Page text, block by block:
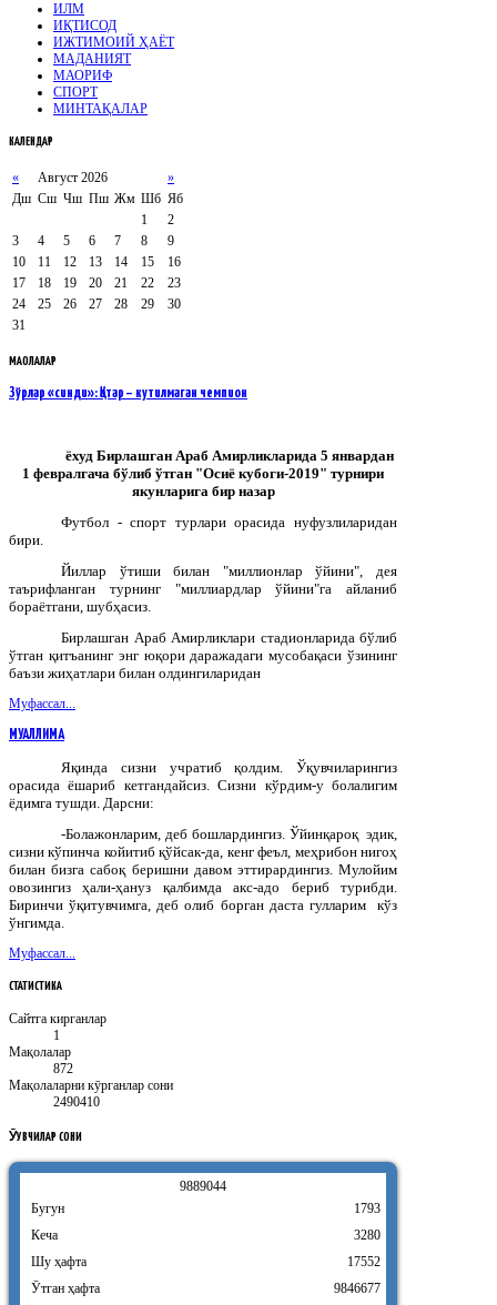
ИЛМ
ИҚТИСОД
ИЖТИМОИЙ ҲАЁТ
МАДАНИЯТ
МАОРИФ
СПОРТ
МИНТАҚАЛАР
КАЛЕНДАР
« Август 2026
»
Дш Сш Чш Пш Жм Шб Яб
1
2
3
4 5 6 7 8
9
10
11 12 13 14 15
16
17
18 19 20 21 22
23
24
25 26 27 28 29
30
31
МАҚОЛАЛАР
Зўрлар «синди»: Қатар – кутилмаган чемпион
ёхуд Бирлашган Араб Амирликларида 5 январдан
1 февралгача бўлиб ўтган "Осиё кубоги-2019" турнири
якунларига бир назар
Футбол - спорт турлари орасида нуфузлиларидан
бири.
Йиллар ўтиши билан "миллионлар ўйини", дея
таърифланган турнинг "миллиардлар ўйини"га айланиб
бораётгани, шубҳасиз.
Бирлашган Араб Амирликлари стадионларида бўлиб
ўтган қитъанинг энг юқори даражадаги мусобақаси ўзининг
баъзи жиҳатлари билан олдингиларидан
Муфассал...
МУАЛЛИМА
Яқинда сизни учратиб қолдим. Ўқувчиларингиз
орасида ёшариб кетгандайсиз. Сизни кўрдим-у болалигим
ёдимга тушди. Дарсни:
-Болажонларим, деб бошлардингиз. Ўйинқароқ эдик,
сизни кўпинча койитиб қўйсак-да, кенг феъл, меҳрибон нигоҳ
билан бизга сабоқ беришни давом эттирардингиз. Мулойим
овозингиз ҳали-ҳануз қалбимда акс-адо бериб турибди.
Биринчи ўқитувчимга, деб олиб борган даста гулларим кўз
ўнгимда.
Муфассал...
СТАТИСТИКА
Сайтга кирганлар
1
Мақолалар
872
Мақолаларни кӯрганлар сони
2490410
ӮҚУВЧИЛАРСОНИ
9889044
Бугун
Кеча
Шу ҳафта
Ӯтган ҳафта
1793
3280
17552
9846677